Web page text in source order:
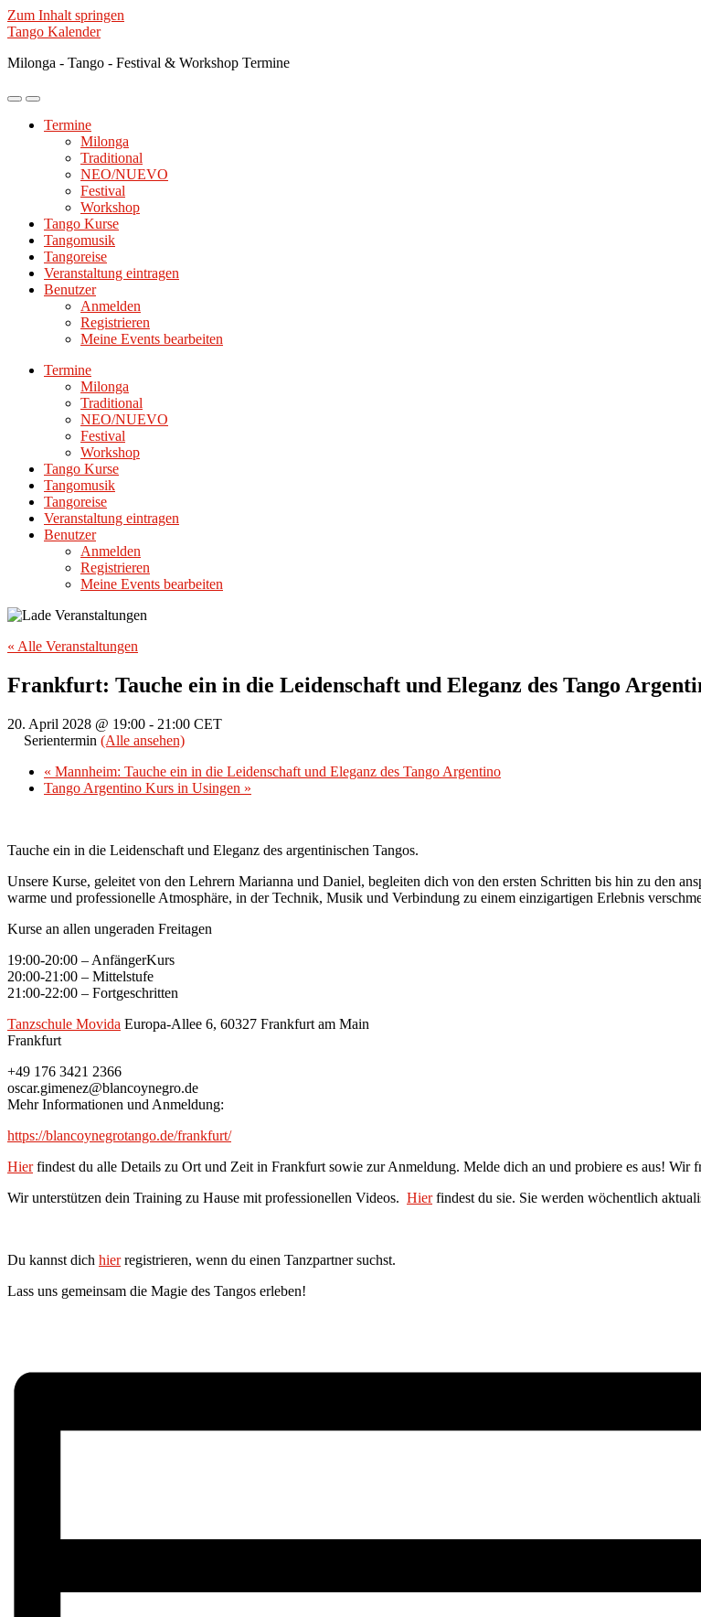
Zum Inhalt springen
Tango Kalender
Milonga - Tango - Festival & Workshop Termine
Mobile-
ein-/ausblenden
Suchfeld
ein-/ausblenden
Termine
Milonga
Traditional
NEO/NUEVO
Festival
Workshop
Tango Kurse
Tangomusik
Tangoreise
Veranstaltung eintragen
Benutzer
Anmelden
Registrieren
Meine Events bearbeiten
Termine
Milonga
Traditional
NEO/NUEVO
Festival
Workshop
Tango Kurse
Tangomusik
Tangoreise
Veranstaltung eintragen
Benutzer
Anmelden
Registrieren
Meine Events bearbeiten
« Alle Veranstaltungen
Frankfurt: Tauche ein in die Leidenschaft und Eleganz des Tango
20. April 2028 @ 19:00 - 21:00 CET
Serientermin (Alle ansehen)
« Mannheim: Tauche ein in die Leidenschaft und Eleganz des Tango Argentino
Tango Argentino Kurs in Usingen »
Tauche ein in die Leidenschaft und Eleganz des argentinischen Tangos.
Unsere Kurse, geleitet von den Lehrern Marianna und Daniel, begleiten dich von den ersten Schritten bis hin zu den
warme und professionelle Atmosphäre, in der Technik, Musik und Verbindung zu einem einzigartigen Erlebnis
Kurse an allen ungeraden Freitagen
19:00-20:00 – AnfängerKurs
20:00-21:00 – Mittelstufe
21:00-22:00 – Fortgeschritten
Tanzschule Movida Europa-Allee 6, 60327 Frankfurt am Main
Frankfurt
+49 176 3421 2366
oscar.gimenez@blancoynegro.de
Mehr Informationen und Anmeldung:
https://blancoynegrotango.de/frankfurt/
Hierfindest du alle Details zu Ort und Zeit in Frankfurt sowie zur Anmeldung. Melde dich an und probiere es aus! Wir
Wir unterstützen dein Training zu Hause mit professionellen Videos. Hierfindest du sie. Sie werden wöchentlich
Du kannst dich hierregistrieren, wenn du einen Tanzpartner suchst.
Lass uns gemeinsam die Magie des Tangos erleben!